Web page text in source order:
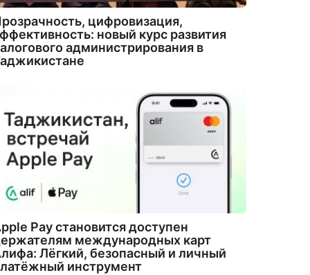
цифровизация,
новый курс развития
администрирования в
Pay становится доступен
международных карт
Лёгкий, безопасный и личный
инструмент